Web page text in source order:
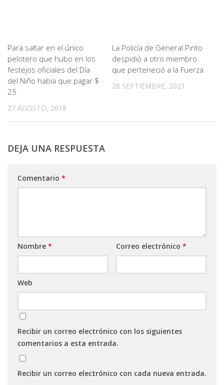
Para saltar en el único
pelotero que hubo en los
festejos oficiales del Día
del Niño había que pagar $
25
27 AGOSTO, 2018
La Policía de General Pinto
despidió a otro miembro
que perteneció a la Fuerza
28 SEPTIEMBRE, 2021
DEJA UNA RESPUESTA
Comentario *
Nombre * Correo electrónico *
Web
Recibir un correo electrónico con los siguientes
comentarios a esta entrada.
Recibir un correo electrónico con cada nueva entrada.